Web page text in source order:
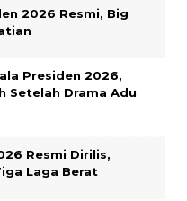
2026 Resmi, Big
Presiden 2026,
Setelah Drama Adu
Resmi Dirilis,
Laga Berat